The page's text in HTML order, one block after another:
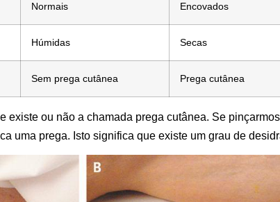
Normais Encovados
Húmidas Secas
Sem prega cutânea Prega cutânea
existe ou não a chamada prega cutânea. Se
uma prega. Isto significa que existe um grau de